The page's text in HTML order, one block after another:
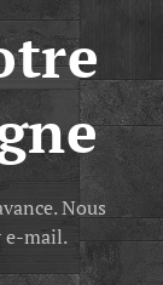
Nous
e-mail.